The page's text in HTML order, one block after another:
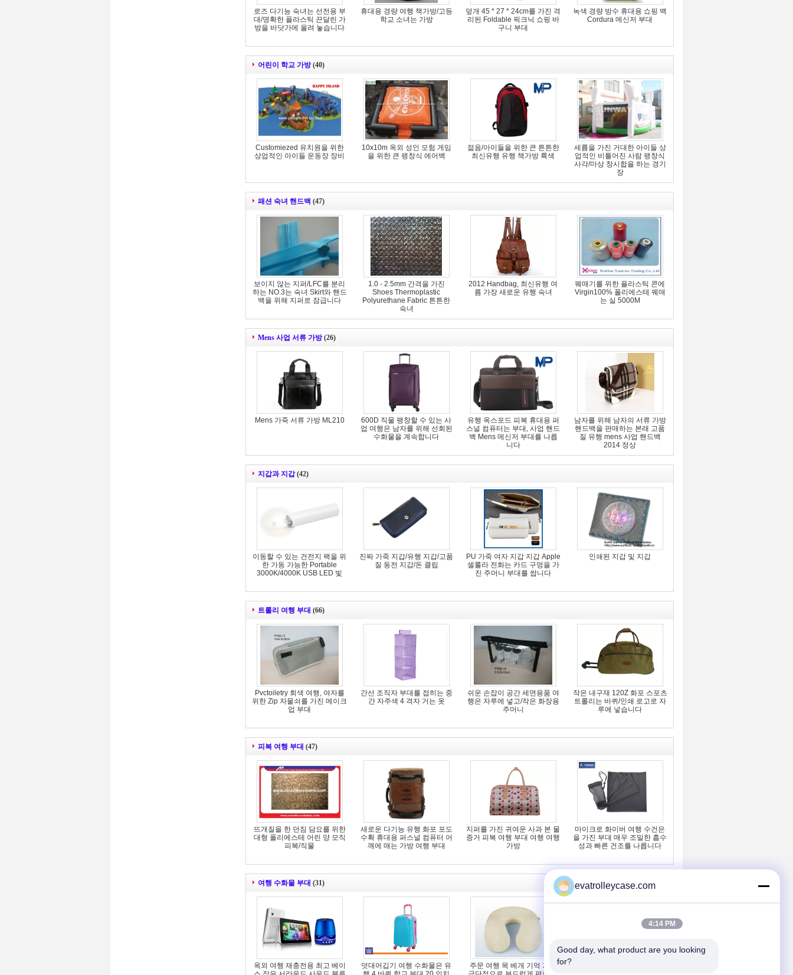
로즈 다기능 숙녀는 선전용 부
대/명확한 플라스틱 끈달린 가
방을 바닷가에 올려 놓습니다
휴대용 경량 여행 책가방/고등
학교 소녀는 가방
덮개 45 * 27 * 24cm를 가진 격
리된 Foldable 픽크닉 쇼핑 바
구니 부대
녹색 경량 방수 휴대용 쇼핑 백
Cordura 메신저 부대
어린이 학교 가방 (40)
Customiezed 유치원을 위한
상업적인 아이들 운동장 장비
10x10m 옥외 성인 모험 게임
을 위한 큰 팽창식 에어백
젊음/아이들을 위한 큰 튼튼한
최신유행 유행 책가방 륙색
세륨을 가진 거대한 아이들 상
업적인 비틀어진 사람 팽창식
사각/마상 창시합을 하는 경기
장
패션 숙녀 핸드백 (47)
보이지 않는 지퍼/LFC를 분리
하는 NO.3는 숙녀 Skirt와 핸드
백을 위해 지퍼로 잠급니다
1.0 - 2.5mm 간격을 가진
Shoes Thermoplastic
Polyurethane Fabric 튼튼한
숙녀
2012 Handbag, 최신유행 여
름 가장 새로운 유행 숙녀
꿰매기를 위한 플라스틱 콘에
Virgin100% 폴리에스테 꿰매
는 실 5000M
Mens 사업 서류 가방 (26)
Mens 가죽 서류 가방 ML210
600D 직물 팽창할 수 있는 사
업 여행은 남자를 위해 선회된
수화물을 계속합니다
유행 옥스포드 피복 휴대용 퍼
스널 컴퓨터는 부대, 사업 핸드
백 Mens 메신저 부대를 나릅
니다
남자를 위해 남자의 서류 가방
핸드백을 판매하는 본래 고품
질 유행 mens 사업 핸드백
2014 정상
지갑과 지갑 (42)
이동할 수 있는 건전지 팩을 위
한 가동 가능한 Portable
3000K/4000K USB LED 빛
진짜 가죽 지갑/유행 지갑/고품
질 동전 지갑/돈 클립
PU 가죽 여자 지갑 지갑 Apple
셀룰라 전화는 카드 구멍을 가
진 주머니 부대를 쌉니다
인쇄된 지갑 및 지갑
트롤리 여행 부대 (66)
Pvctoiletry 회색 여행, 여자를
위한 Zip 자물쇠를 가진 메이크
업 부대
간선 조직자 부대를 접히는 중
간 자주색 4 격자 거는 옷
쉬운 손잡이 공간 세면용품 여
행은 자루에 넣고/작은 화장용
주머니
작은 내구재 120Z 화포 스포츠
트롤리는 바퀴/인쇄 로고로 자
루에 넣습니다
피복 여행 부대 (47)
뜨개질을 한 던짐 담요를 위한
대형 폴리에스테 어린 양 모직
피복/직물
새로운 다기능 유행 화포 포도
수확 휴대용 퍼스널 컴퓨터 어
깨에 매는 가방 여행 부대
지퍼를 가진 귀여운 사과 본 물
증거 피복 여행 부대 여행 여행
가방
마이크로 화이버 여행 수건은
을 가진 부대 매우 조밀한 흡수
성과 빠른 건조를 나릅니다
여행 수화물 부대 (31)
옥외 여행 재충전용 최고 베이
덧대어깁기 여행 수화물은 유
주문 여행 목 베개 기억 거품
evatrolleycase.com
4:14 PM
Good day, what product are you looking
for?